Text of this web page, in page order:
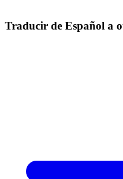
Traducir de Español a